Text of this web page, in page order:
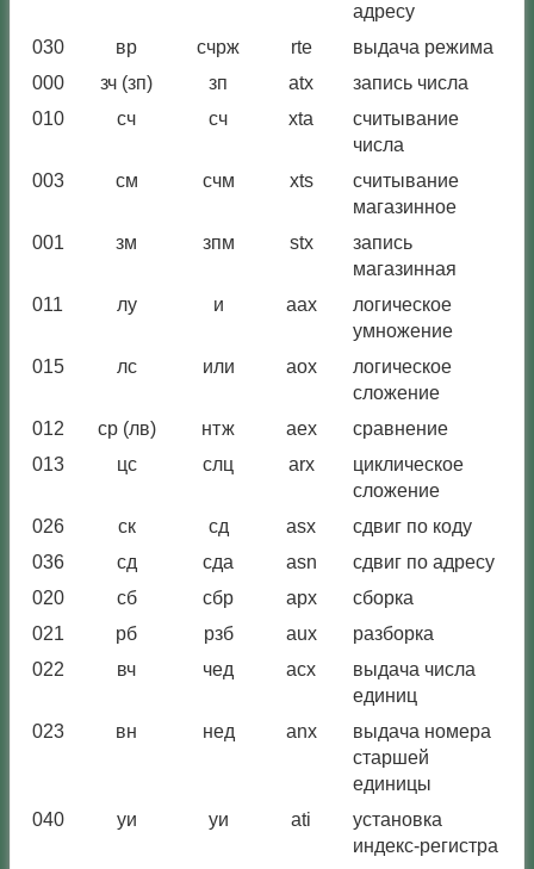
адресу
030 вр счрж rte
выдача режима
000
зч (зп) зп atx
запись числа
010
сч сч xta
считывание
числа
003
см счм xts
считывание
магазинное
001
зм зпм stx
запись
магазинная
011
лу и aax
логическое
умножение
015
лс или aox
логическое
сложение
012
ср (лв) нтж aex
сравнение
013
цс слц arx
циклическое
сложение
026
ск сд asx
сдвиг по коду
036
сд сда asn
сдвиг по адресу
020
сб сбр apx
сборка
021
рб рзб aux
разборка
022
вч чед acx
выдача числа
единиц
023
вн нед anx
выдача номера
старшей
единицы
040
уи уи ati
установка
индекс-регистра